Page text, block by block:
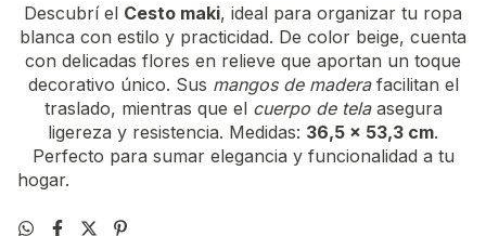
Descubrí el Cesto maki, ideal para organizar tu ropa
blanca con estilo y practicidad. De color beige, cuenta
con delicadas flores en relieve que aportan un toque
decorativo único. Sus mangos de maderafacilitan el
traslado, mientras que el cuerpo de telaasegura
ligereza y resistencia. Medidas: 36,5 x 53,3 cm.
Perfecto para sumar elegancia y funcionalidad a tu
hogar.